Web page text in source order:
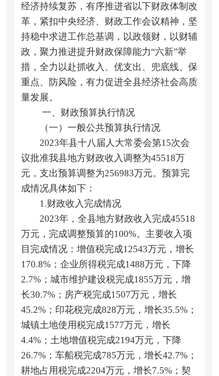
经济持续复苏，有序推进省以下财政体制改
革，紧扣中央经济、财政工作会议精神，坚
持稳中求进工作总基调，以政领财，以财辅
政，聚力推进提升财政保障能力“六新”举
措，全力以赴抓收入、优支出、兜底线、保
重点、防风险，有力促进全县经济社会高质
量发展。
一、财政预算执行情况
（一）一般公共预算执行情况
2023年县十八届人大常委会第15次会
议批准我县地方财政收入调整为45518万
元，支出预算调整为256983万元。预算完
成情况具体如下：
1.财政收入完成情况
2023年，全县地方财政收入完成45518
万元，完成调整预算的100%。主要收入项
目完成情况：增值税完成12543万元，增长
170.8%；企业所得税完成1488万元，下降
2.7%；城市维护建设税完成1855万元，增
长30.7%；房产税完成1507万元，增长
45.2%；印花税完成828万元，增长35.5%；
城镇土地使用税完成1577万元，增长
4.4%；土地增值税完成2194万元，下降
26.7%；车船税完成785万元，增长42.7%；
耕地占用税完成2204万元，增长7.5%；契